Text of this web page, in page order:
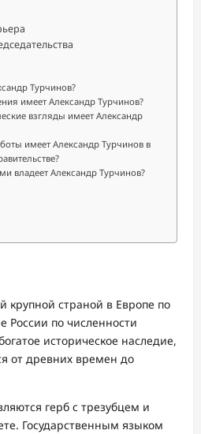
Турчинов?
имеет Александр Турчинов?
взгляды имеет Александр
имеет Александр Турчинов в
владеет Александр Турчинов?
крупной страной в Европе по
России по численности
историческое наследие,
от древних времен до
герб с трезубцем и
Государственным языком